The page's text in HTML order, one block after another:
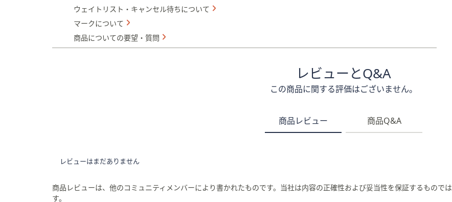
ウェイトリスト・キャンセル待ちについて
マークについて
商品についての要望・質問
レビューとQ&A
この商品に関する評価はございません。
商品レビュー 商品Q&A
レビューはまだありません
商品レビューは、他のコミュニティメンバーにより書かれたものです。当社は内容の正確性および妥当性を保証するもので
す。